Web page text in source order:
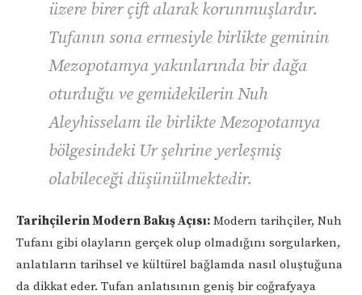
üzere birer çift alarak korunmuşlardır.
Tufanın sona ermesiyle birlikte geminin
Mezopotamya yakınlarında bir dağa
oturduğu ve gemidekilerin Nuh
Aleyhisselam ile birlikte Mezopotamya
bölgesindeki Ur şehrine yerleşmiş
olabileceği düşünülmektedir.
Tarihçilerin Modern Bakış Açısı: Modern tarihçiler, Nuh
Tufanı gibi olayların gerçek olup olmadığını sorgularken,
anlatıların tarihsel ve kültürel bağlamda nasıl oluştuğuna
da dikkat eder. Tufan anlatısının geniş bir coğrafyaya